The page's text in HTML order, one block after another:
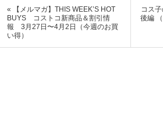
« 【メルマガ】THIS WEEK’S HOT
BUYS コストコ新商品＆割引情
報 3月27日〜4月2日（今週のお買
い得）
コス
後編